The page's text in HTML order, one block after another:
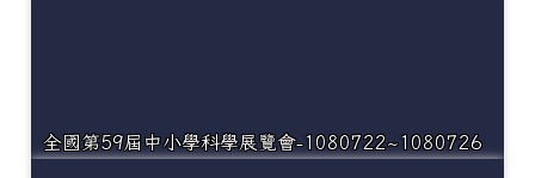
全國第59屆中小學科學展覽會-1080722~1080726